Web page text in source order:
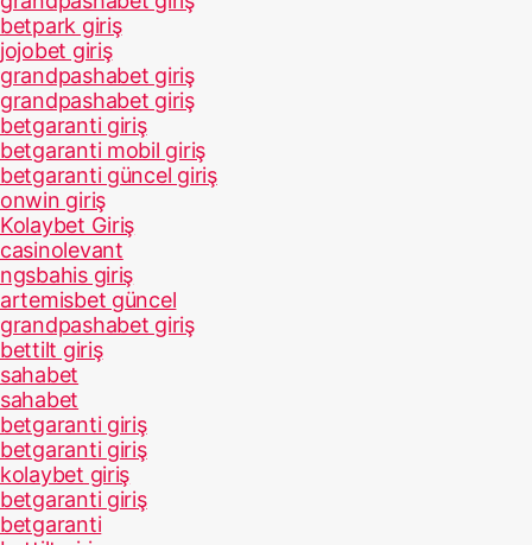
betpark giriş
jojobet giriş
grandpashabet giriş
grandpashabet giriş
betgaranti giriş
betgaranti mobil giriş
betgaranti güncel giriş
onwin giriş
Kolaybet Giriş
casinolevant
ngsbahis giriş
artemisbet güncel
grandpashabet giriş
bettilt giriş
sahabet
sahabet
betgaranti giriş
betgaranti giriş
kolaybet giriş
betgaranti giriş
betgaranti